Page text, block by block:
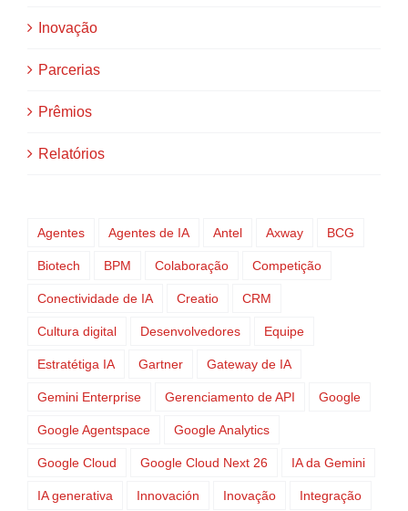
Inovação
Parcerias
Prêmios
Relatórios
Agentes Agentes de IA Antel Axway BCG
Biotech BPM Colaboração Competição
Conectividade de IA Creatio CRM
Cultura digital Desenvolvedores Equipe
Estratétiga IA Gartner Gateway de IA
Gemini Enterprise Gerenciamento de API Google
Google Agentspace Google Analytics
Google Cloud Google Cloud Next 26 IA da Gemini
IA generativa Innovación Inovação Integração